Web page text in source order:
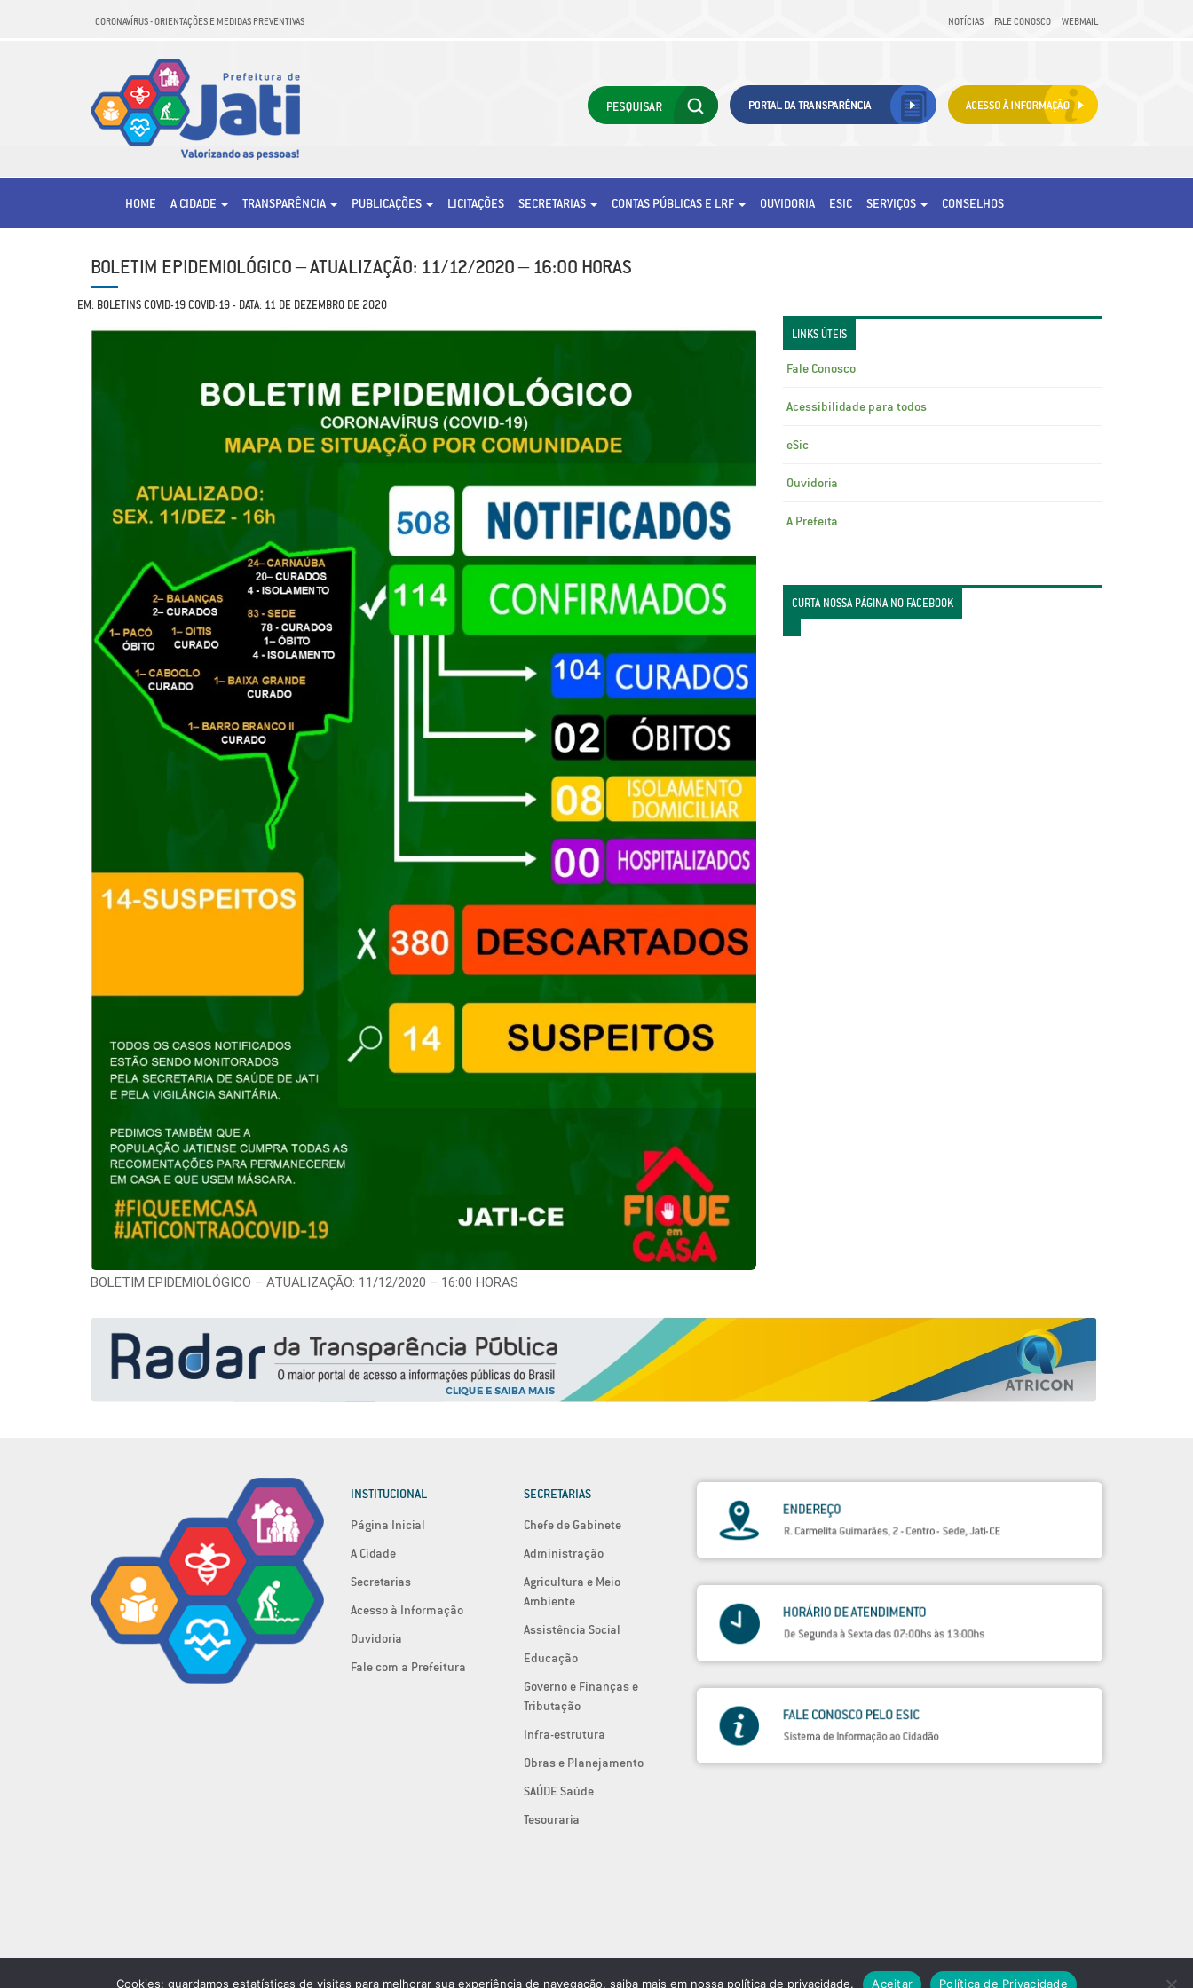
CORONAVÍRUS - ORIENTAÇÕES E MEDIDAS PREVENTIVAS NOTÍCIAS FALE CONOSCO WEBMAIL
HOME A CIDADE TRANSPARÊNCIA PUBLICAÇÕES LICITAÇÕES SECRETARIAS CONTAS PÚBLICAS E LRF OUVIDORIA ESIC SERVIÇOS CONSELHOS
BOLETIM EPIDEMIOLÓGICO – ATUALIZAÇÃO: 11/12/2020 – 16:00 HORAS
EM: BOLETINS COVID-19 COVID-19 - DATA: 11 DE DEZEMBRO DE 2020
BOLETIM EPIDEMIOLÓGICO – ATUALIZAÇÃO: 11/12/2020 – 16:00 HORAS
LINKS ÚTEIS
Fale Conosco
Acessibilidade para todos
eSic
Ouvidoria
A Prefeita
CURTA NOSSA PÁGINA NO FACEBOOK
INSTITUCIONAL
Página Inicial
A Cidade
Secretarias
Acesso à Informação
Ouvidoria
Fale com a Prefeitura
SECRETARIAS
Chefe de Gabinete
Administração
Agricultura e Meio
Ambiente
Assistência Social
Educação
Governo e Finanças e
Tributação
Infra-estrutura
Obras e Planejamento
SAÚDE Saúde
Tesouraria
Cookies: guardamos estatísticas de visitas para melhorar sua experiência de navegação, saiba mais em nossa política de privacidade. Aceitar Política de Privacidade